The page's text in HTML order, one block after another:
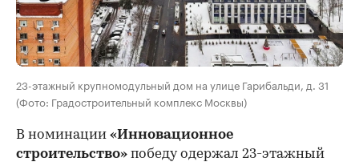
23-этажный крупномодульный дом на улице Гарибальди, д. 31
(Фото: Градостроительный комплекс Москвы)
В номинации «Инновационное
строительство» победу одержал 23-этажный